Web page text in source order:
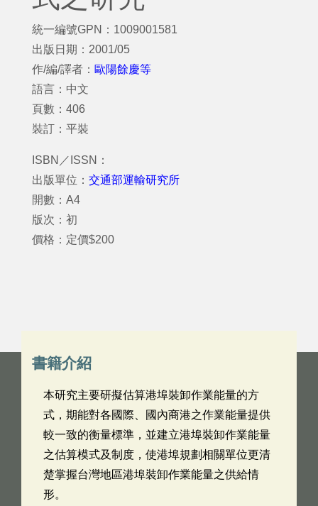
統一編號GPN：1009001581
出版日期：2001/05
作/編/譯者： 歐陽餘慶等
語言：中文
頁數：406
裝訂：平裝
ISBN／ISSN：
出版單位： 交通部運輸研究所
開數：A4
版次：初
價格：定價$200
書籍介紹
本研究主要研擬估算港埠裝卸作業能量的方
式，期能對各國際、國內商港之作業能量提供
較一致的衡量標準，並建立港埠裝卸作業能量
之估算模式及制度，使港埠規劃相關單位更清
楚掌握台灣地區港埠裝卸作業能量之供給情
形。